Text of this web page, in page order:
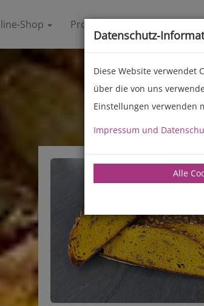
Shop Produkte
Datenschutz-
Diese Website verwendet
über die von uns
Einstellungen verwenden
Impressum und
Alle